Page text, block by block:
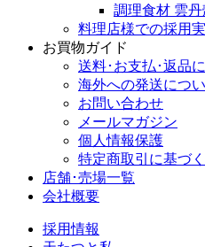
調理食材 雲
料理店様での採用
お買物ガイド
送料･お支払･返品
海外への発送につ
お問い合わせ
メールマガジン
個人情報保護
特定商取引に基づ
店舗･売場一覧
会社概要
採用情報